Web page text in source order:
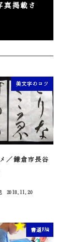
真掲載さ
美文字のコツ
／鎌倉市長谷
2018.11.20
書道FAQ